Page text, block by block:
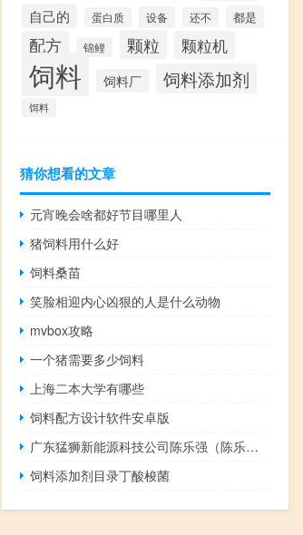
自己的 蛋白质 设备 还不 都是
配方 锦鲤 颗粒 颗粒机
饲料 饲料厂 饲料添加剂
饵料
猜你想看的文章
元宵晚会啥都好节目哪里人
猪饲料用什么好
饲料桑苗
笑脸相迎内心凶狠的人是什么动物
mvbox攻略
一个猪需要多少饲料
上海二本大学有哪些
饲料配方设计软件安卓版
广东猛狮新能源科技公司陈乐强（陈乐伍-广东猛狮新能源科技股份有限公司董事长介绍）
饲料添加剂目录丁酸梭菌